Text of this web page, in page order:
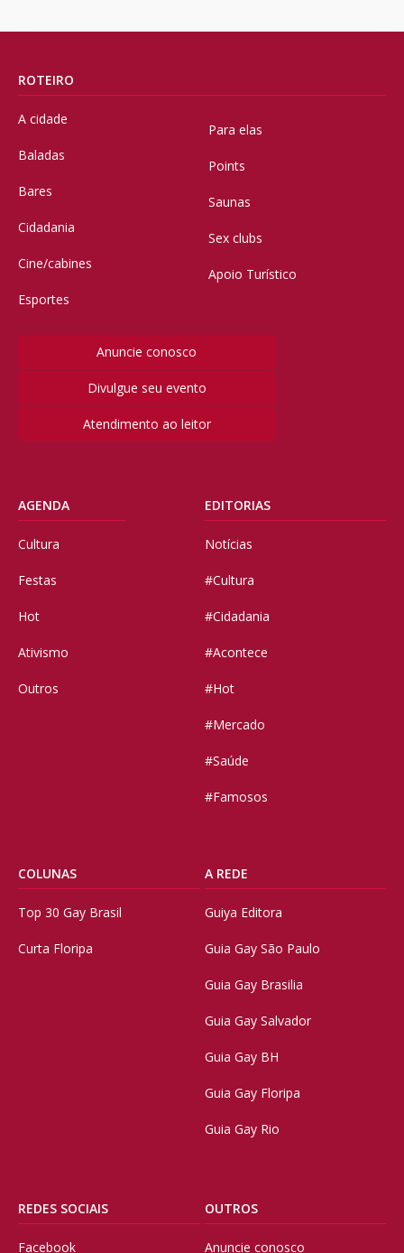
ROTEIRO
A cidade
Baladas
Bares
Cidadania
Cine/cabines
Esportes
Para elas
Points
Saunas
Sex clubs
Apoio Turístico
Anuncie conosco
Divulgue seu evento
Atendimento ao leitor
AGENDA
Cultura
Festas
Hot
Ativismo
Outros
EDITORIAS
Notícias
#Cultura
#Cidadania
#Acontece
#Hot
#Mercado
#Saúde
#Famosos
COLUNAS
Top 30 Gay Brasil
Curta Floripa
A REDE
Guiya Editora
Guia Gay São Paulo
Guia Gay Brasilia
Guia Gay Salvador
Guia Gay BH
Guia Gay Floripa
Guia Gay Rio
REDES SOCIAIS
Facebook
OUTROS
Anuncie conosco